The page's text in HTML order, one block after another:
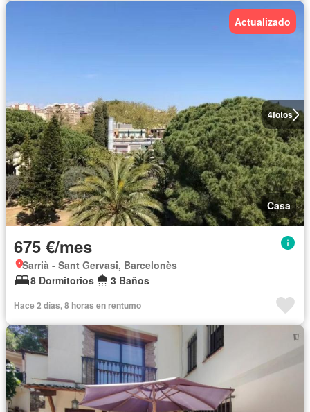
4fotos
Actualizado
Casa
675 €/mes
Sarrià - Sant Gervasi, Barcelonès
8 Dormitorios
3 Baños
Hace 2 días, 8 horas en rentumo